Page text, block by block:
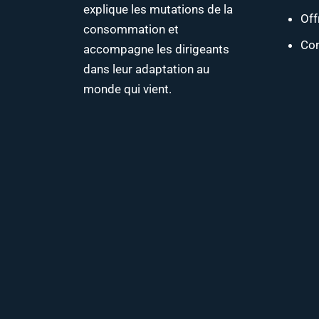
explique les mutations de la
consommation et
accompagne les dirigeants
dans leur adaptation au
monde qui vient.